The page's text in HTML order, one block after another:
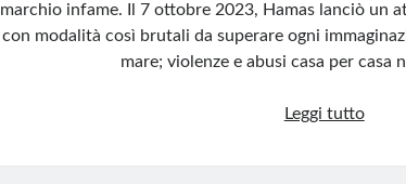
marchio infame. Il 7 ottobre 2023, Hamas lanciò un
con modalità così brutali da superare ogni
mare; violenze e abusi casa per casa
Leggi tuttoUn